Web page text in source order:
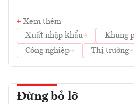
Xem thêm
Xuất nhập khẩu
Khung
Công nghiệp
Thị trường
Đừng bỏ lỡ